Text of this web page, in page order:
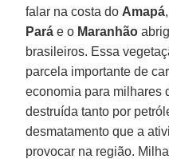
falar na costa do Amapá
Pará e o Maranhão
brasileiros. Essa
parcela importante de
economia para milhares
destruída tanto por
desmatamento que a
provocar na região.